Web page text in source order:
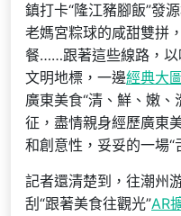
鎮打卡“隆江豬腳飯”發
老媽宮粽球的咸甜雙拼
餐……跟著這些線路，以
文明地標，一邊經典大圖
廣東美食“清、鮮、嫩
征，盡情親身經歷廣東
和創意性，妥妥的一場“
記者還清楚到，往潮州
刮“跟著美食往觀光”AR